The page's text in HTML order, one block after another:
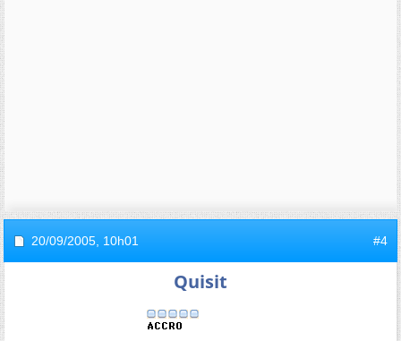
20/09/2005, 10h01 #4
Quisit